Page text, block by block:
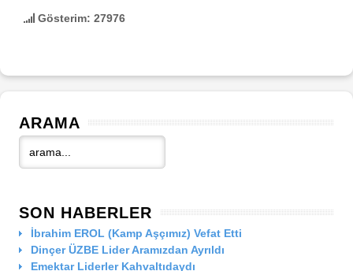
Gösterim: 27976
ARAMA
SON HABERLER
İbrahim EROL (Kamp Aşçımız) Vefat Etti
Dinçer ÜZBE Lider Aramızdan Ayrıldı
Emektar Liderler Kahvaltıdaydı